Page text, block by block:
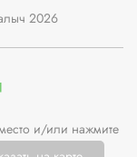
2026
и/или нажмите